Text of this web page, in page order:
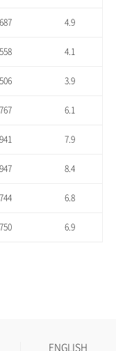
687 4.9
558 4.1
506 3.9
767 6.1
941 7.9
947 8.4
744 6.8
750 6.9
ENGLISH